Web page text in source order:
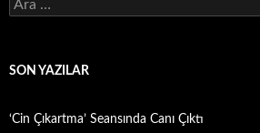
SON YAZILAR
‘Cin Çıkartma’ Seansında Canı Çıktı